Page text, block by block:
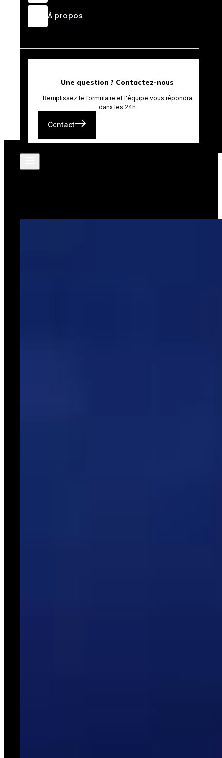
À propos
Une question ? Contactez-nous
Remplissez le formulaire et l'équipe vous répondra
dans les 24h
Contact